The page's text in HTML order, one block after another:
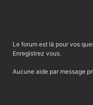
Le forum est là pour vos
Enregistrez vous.
Aucune aide par message